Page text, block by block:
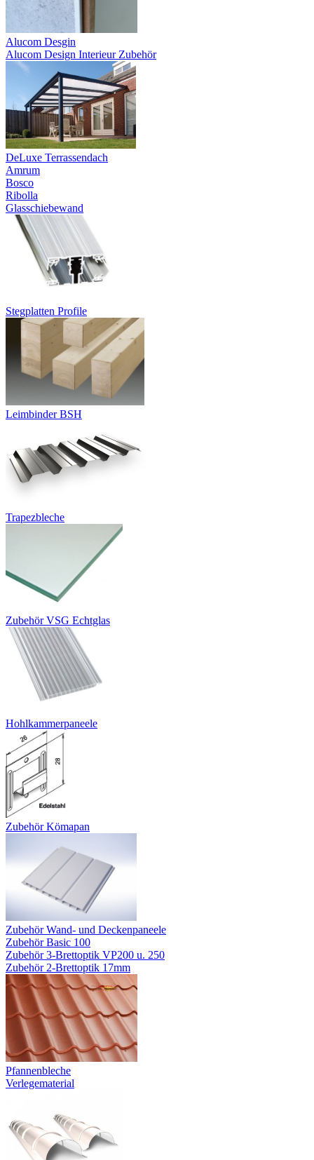
Alucom Desgin
Alucom Design Interieur Zubehör
DeLuxe Terrassendach
Amrum
Bosco
Ribolla
Glasschiebewand
Stegplatten Profile
Leimbinder BSH
Trapezbleche
Zubehör VSG Echtglas
Hohlkammerpaneele
Zubehör Kömapan
Zubehör Wand- und Deckenpaneele
Zubehör Basic 100
Zubehör 3-Brettoptik VP200 u. 250
Zubehör 2-Brettoptik 17mm
Pfannenbleche
Verlegematerial